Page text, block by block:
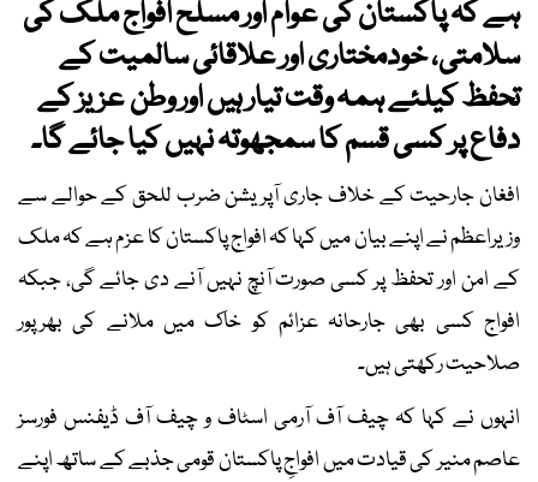
ہے کہ پاکستان کی عوام اور مسلح افواج ملک کی
سلامتی، خودمختاری اور علاقائی سالمیت کے
تحفظ کیلئے ہمہ وقت تیار ہیں اور وطن عزیز کے
دفاع پر کسی قسم کا سمجھوتہ نہیں کیا جائے گا۔
افغان جارحیت کے خلاف جاری آپریشن ضرب للحق کے حوالے سے
وزیراعظم نے اپنے بیان میں کہا کہ افواج پاکستان کا عزم ہے کہ ملک
کے امن اور تحفظ پر کسی صورت آنچ نہیں آنے دی جائے گی، جبکہ
افواج کسی بھی جارحانہ عزائم کو خاک میں ملانے کی بھرپور
صلاحیت رکھتی ہیں۔
انہوں نے کہا کہ چیف آف آرمی اسٹاف و چیف آف ڈیفنس فورسز
عاصم منیر کی قیادت میں افواجِ پاکستان قومی جذبے کے ساتھ اپنے